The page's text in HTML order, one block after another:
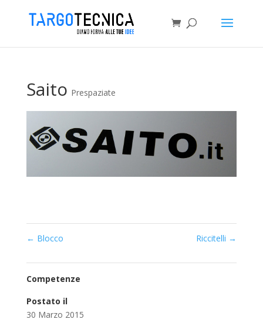
Saito Prespaziate
← Blocco Riccitelli →
Competenze
Postato il
30 Marzo 2015